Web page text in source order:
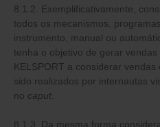
8.1.2. Exemplificativamente,
todos os mecanismos,
instrumento, manual ou
tenha o objetivo de gerar
KELSPORT a considerar
sido realizados por internautas
no caput
8.1.3. Da mesma forma